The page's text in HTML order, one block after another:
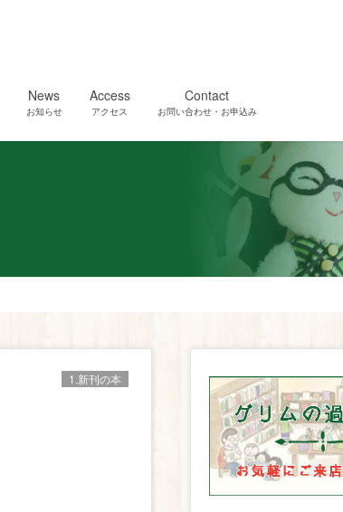
News
お知らせ
Access
アクセス
Contact
お問い合わせ・お申込み
1.新刊の本